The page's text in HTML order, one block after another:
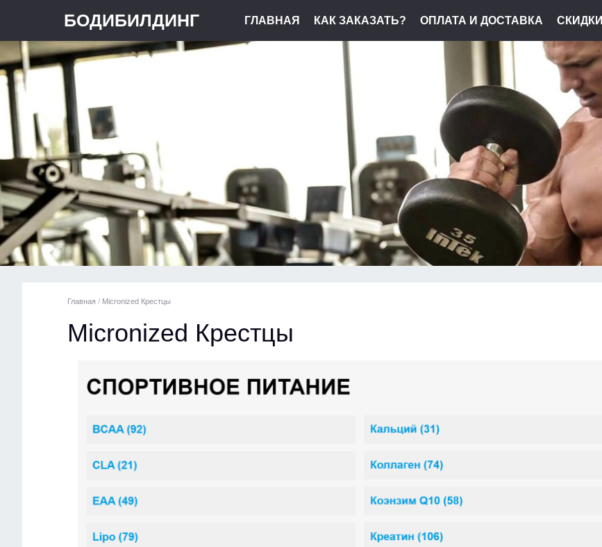
БОДИБИЛДИНГ ГЛАВНАЯ КАК ЗАКАЗАТЬ? ОПЛАТА И ДОСТАВКА СКИДКИ
Главная / Micronized Крестцы
Micronized Крестцы